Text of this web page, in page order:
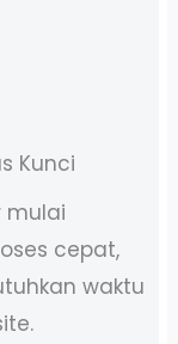
Kunci
mulai
cepat,
waktu